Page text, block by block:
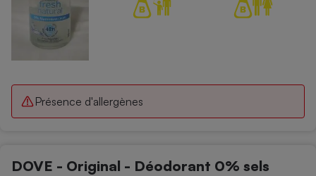
Présence d'allergènes
DOVE - Original - Déodorant 0% sels